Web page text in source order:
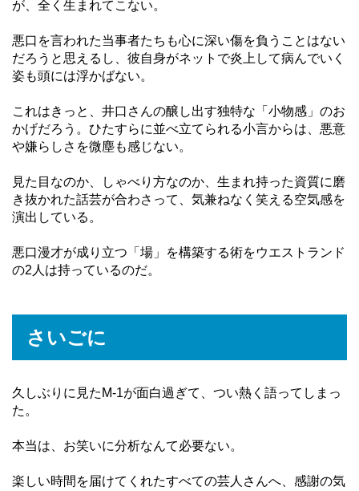
が、全く生まれてこない。
悪口を言われた当事者たちも心に深い傷を負うことはない
だろうと思えるし、彼自身がネットで炎上して病んでいく
姿も頭には浮かばない。
これはきっと、井口さんの醸し出す独特な「小物感」のお
かげだろう。ひたすらに並べ立てられる小言からは、悪意
や嫌らしさを微塵も感じない。
見た目なのか、しゃべり方なのか、生まれ持った資質に磨
き抜かれた話芸が合わさって、気兼ねなく笑える空気感を
演出している。
悪口漫才が成り立つ「場」を構築する術をウエストランド
の2人は持っているのだ。
さいごに
久しぶりに見たM-1が面白過ぎて、つい熱く語ってしまっ
た。
本当は、お笑いに分析なんて必要ない。
楽しい時間を届けてくれたすべての芸人さんへ、感謝の気